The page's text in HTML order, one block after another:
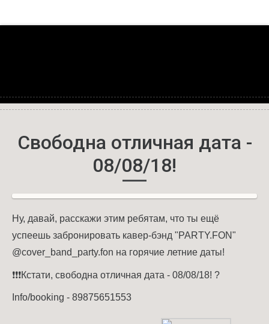
Свободна отличная дата -
08/08/18!
Ну, давай, расскажи этим ребятам, что ты ещё
успеешь забронировать кавер-бэнд "PARTY.FON"
@cover_band_party.fon на горячие летние даты!
❗❗❗Кстати, свободна отличная дата - 08/08/18! ?
Info/booking - 89875651553